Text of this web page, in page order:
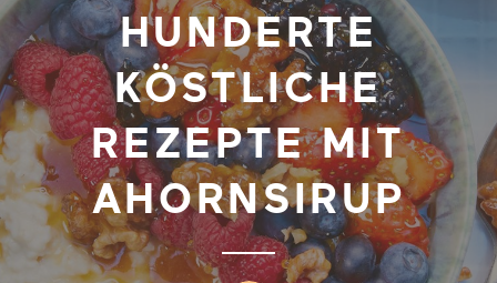
HUNDERTE
KÖSTLICHE
REZEPTE MIT
AHORNSIRUP